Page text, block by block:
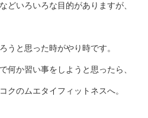
どいろいろな目的がありますが、
うと思った時がやり時です。
何か習い事をしようと思ったら、
クのムエタイフィットネスへ。